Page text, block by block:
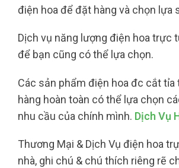
điện hoa để đặt hàng và chọn lựa
Dịch vụ năng lượng điện hoa trực
để bạn cũng có thể lựa chọn.
Các sản phẩm điện hoa đc cắt
hàng hoàn toàn có thể lựa chọn
nhu cầu của chính mình. Dịch Vụ
Thương Mại & Dịch Vụ điện hoa
nhà, ghi chú & chú thích riêng rẽ